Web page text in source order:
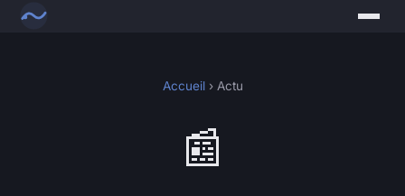
Accueil› Actu
📰